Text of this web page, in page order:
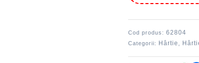
g/mp
Cod produs:62804
Categorii: Hârtie